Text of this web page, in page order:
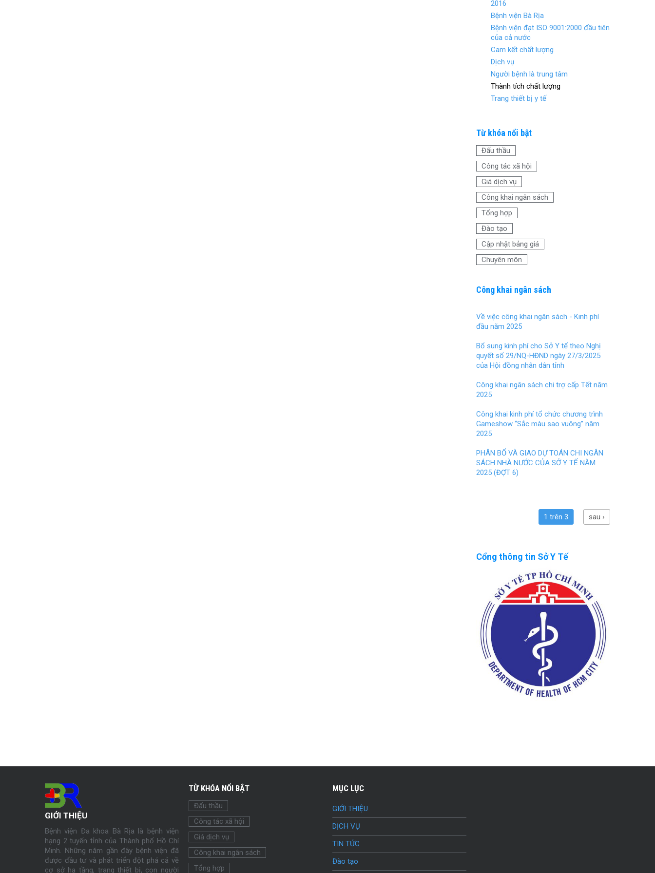
o
o
k
2016
Bệnh viện Bà Rịa
Bệnh viện đạt ISO 9001:2000 đầu tiên
của cả nước
Cam kết chất lượng
Dịch vụ
Người bệnh là trung tâm
Thành tích chất lượng
Trang thiết bị y tế
Từ khóa nổi bật
Đấu thầu
Công tác xã hội
Giá dịch vụ
Công khai ngân sách
Tổng hợp
Đào tạo
Cập nhật bảng giá
Chuyên môn
Công khai ngân sách
Về việc công khai ngân sách - Kinh phí
đầu năm 2025
Bổ sung kinh phí cho Sở Y tế theo Nghị
quyết số 29/NQ-HĐND ngày 27/3/2025
của Hội đồng nhân dân tỉnh
Công khai ngân sách chi trợ cấp Tết năm
2025
Công khai kinh phí tổ chức chương trình
Gameshow “Sắc màu sao vuông” năm
2025
PHÂN BỔ VÀ GIAO DỰ TOÁN CHI NGÂN
SÁCH NHÀ NƯỚC CỦA SỞ Y TẾ NĂM
2025 (ĐỢT 6)
1 trên 3 sau ›
Cổng thông tin Sở Y Tế
GIỚI THIỆU
Bệnh viện Đa khoa Bà Rịa là bệnh viện
hạng 2 tuyến tỉnh của Thành phố Hồ Chí
Minh. Những năm gần đây bệnh viện đã
được đầu tư và phát triển đột phá cả về
cơ sở hạ tầng, trang thiết bị, con người
TỪ KHÓA NỔI BẬT
Đấu thầu
Công tác xã hội
Giá dịch vụ
Công khai ngân sách
Tổng hợp
MỤC LỤC
GIỚI THIỆU
DỊCH VỤ
TIN TỨC
Đào tạo